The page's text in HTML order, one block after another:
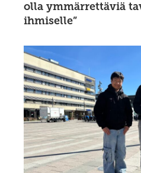
olla ymmärrettäviä
ihmiselle”